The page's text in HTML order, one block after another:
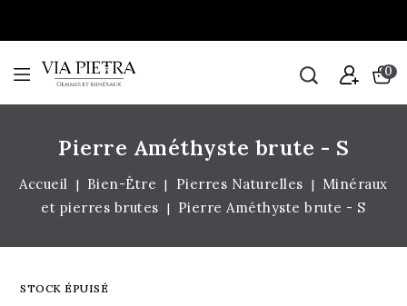
0
Pierre Améthyste brute - S
Accueil Bien-Être Pierres Naturelles
Minéraux
et pierres brutes
Pierre Améthyste brute - S
STOCK ÉPUISÉ